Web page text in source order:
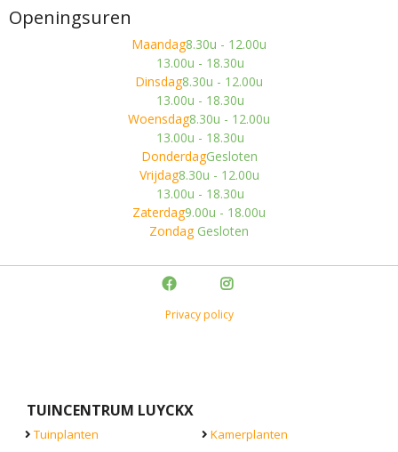
Openingsuren
Maandag8.30u - 12.00u
13.00u - 18.30u
Dinsdag8.30u - 12.00u
13.00u - 18.30u
Woensdag8.30u - 12.00u
13.00u - 18.30u
DonderdagGesloten
Vrijdag8.30u - 12.00u
13.00u - 18.30u
Zaterdag9.00u - 18.00u
Zondag Gesloten
Privacy policy
TUINCENTRUM LUYCKX
Tuinplanten Kamerplanten